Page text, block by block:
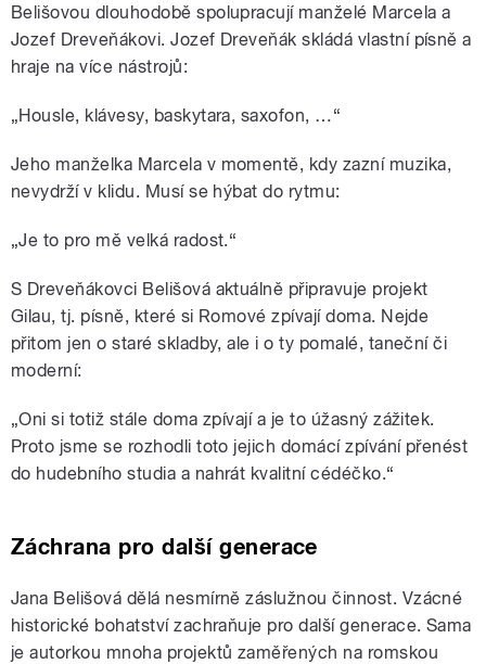
Belišovou dlouhodobě spolupracují manželé Marcela a
Jozef Dreveňákovi. Jozef Dreveňák skládá vlastní písně a
hraje na více nástrojů:
„Housle, klávesy, baskytara, saxofon, …“
Jeho manželka Marcela v momentě, kdy zazní muzika,
nevydrží v klidu. Musí se hýbat do rytmu:
„Je to pro mě velká radost.“
S Dreveňákovci Belišová aktuálně připravuje projekt
Gilau, tj. písně, které si Romové zpívají doma. Nejde
přitom jen o staré skladby, ale i o ty pomalé, taneční či
moderní:
„Oni si totiž stále doma zpívají a je to úžasný zážitek.
Proto jsme se rozhodli toto jejich domácí zpívání přenést
do hudebního studia a nahrát kvalitní cédéčko.“
Záchrana pro další generace
Jana Belišová dělá nesmírně záslužnou činnost. Vzácné
historické bohatství zachraňuje pro další generace. Sama
je autorkou mnoha projektů zaměřených na romskou